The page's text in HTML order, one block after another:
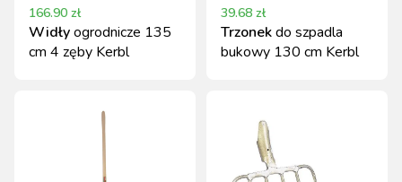
166.90 zł
Widłyogrodnicze 135
cm 4 zęby Kerbl
39.68 zł
Trzonekdo szpadla
bukowy 130 cm Kerbl